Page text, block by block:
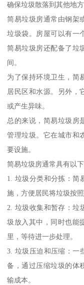
确保垃圾散落到其他地
简易垃圾房通常由钢架
垃圾袋。房屋可以有一
简易垃圾房还配备了垃
间。
为了保持环境卫生，简
居民区和水源。另外，
或产生异味。
总的来说，简易垃圾房
管理垃圾。它在城市和
要设施。
简易垃圾房通常具有以下
1. 垃圾分类和分拣：简
施，方便居民将垃圾按
2. 垃圾收集和暂存：垃
圾放入其中，同时也能
里，等待进一步处理。
3. 垃圾压迫和压缩：一
备，通过压缩垃圾的体
输成本。